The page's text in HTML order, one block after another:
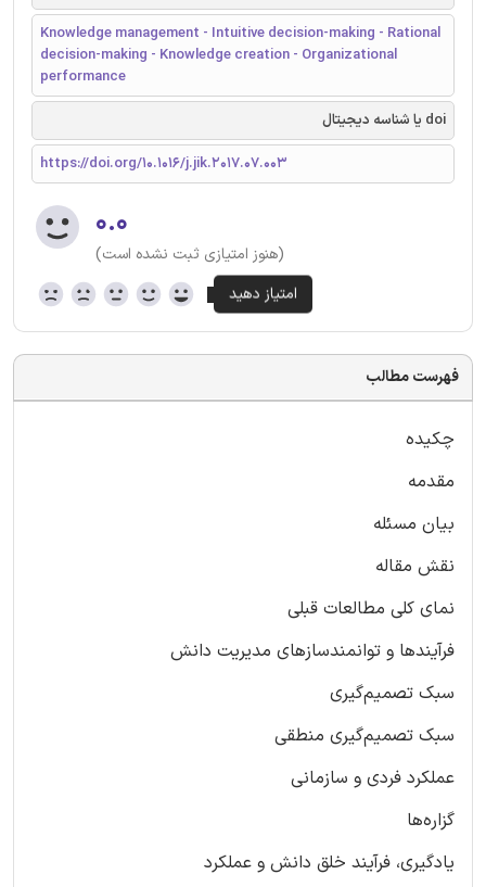
Knowledge management - Intuitive decision-making - Rational
decision-making - Knowledge creation - Organizational
performance
doi یا شناسه دیجیتال
https://doi.org/10.1016/j.jik.2017.07.003
۰.۰
(هنوز امتیازی ثبت نشده است)
فهرست مطالب
چکیده
مقدمه
بیان مسئله
نقش مقاله
نمای کلی مطالعات قبلی
فرآیندها و توانمندسازهای مدیریت دانش
سبک تصمیم‌گیری
سبک تصمیم‌گیری منطقی
عملکرد فردی و سازمانی
گزاره‌ها
یادگیری، فرآیند خلق دانش و عملکرد